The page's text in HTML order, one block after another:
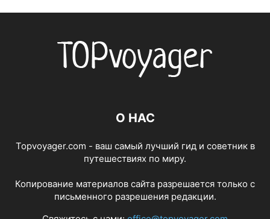
О НАС
Topvoyager.com - ваш самый лучший гид и советник в
путешествиях по миру.
Копирование материалов сайта разрешается только с
письменного разрешения редакции.